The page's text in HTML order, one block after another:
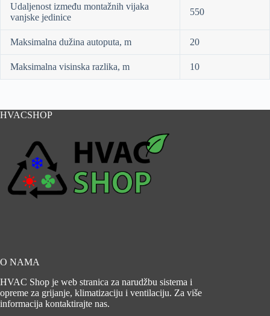
Udaljenost između montažnih vijaka
vanjske jedinice
550
Maksimalna dužina autoputa, m 20
Maksimalna visinska razlika, m 10
HVACSHOP
O NAMA
HVAC Shop je web stranica za narudžbu sistema i
opreme za grijanje, klimatizaciju i ventilaciju. Za više
informacija kontaktirajte nas.